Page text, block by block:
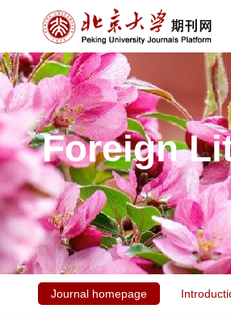
Foreign
Journal homepage